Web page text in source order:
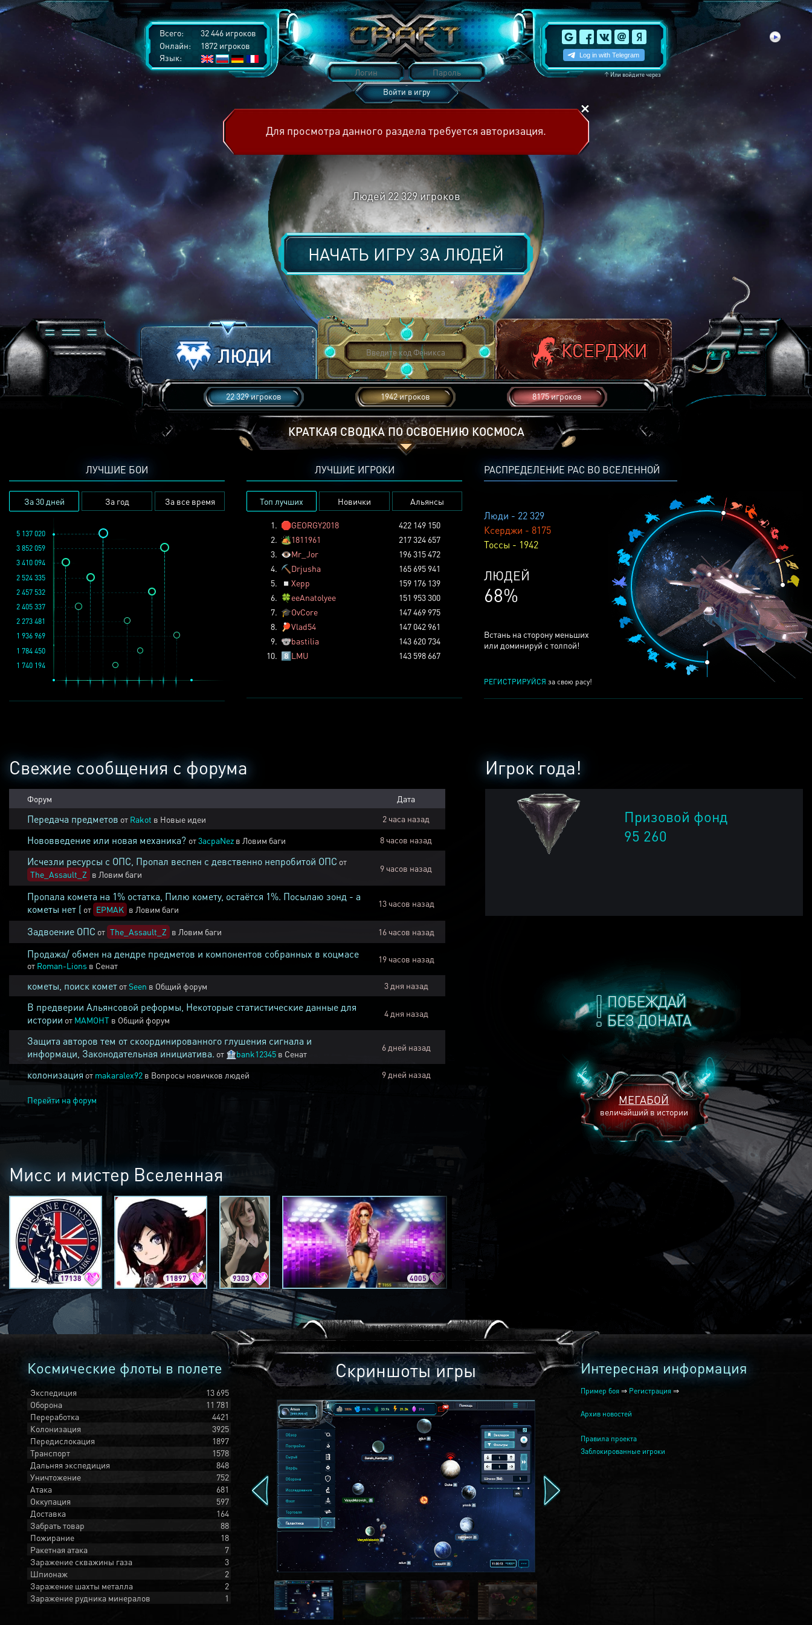
Всего:
32 446 игроков
Онлайн:
1872 игроков
Язык:
↑Или войдите через
Войти в игру
Для просмотра данного раздела требуется авторизация.
Людей 22 329игроков
НАЧАТЬ ИГРУ ЗАЛЮДЕЙ
22 329 игроков 1942 игроков 8175 игроков
КРАТКАЯ СВОДКА ПО ОСВОЕНИЮ КОСМОСА
РАСПРЕДЕЛЕНИЕ РАС ВО ВСЕЛЕННОЙ
Люди - 22 329
Ксерджи - 8175
Тоссы - 1942
КСЕРДЖЕЙ
25%
Встань на сторону меньших
или доминируй с толпой!
РЕГИСТРИРУЙСЯ за свою расу!
ЛУЧШИЕ БОИ
За 30 дней За год За все время
1 936 969
3 852 059
2 457 532
1 784 450
2 273 481
1 740 194
5 137 020
2 524 335
2 405 337
3 410 094
ЛУЧШИЕ ИГРОКИ
Топ лучших Новички Альянсы
1. 🛑GEORGY2018
422 149 150
2. 🏕️1811961
217 324 657
3. 👁️Mr_Jor
196 315 472
4. ⛏️ Drjusha
165 695 941
5.
◽ Xepp
159 176 139
6. 🍀eeAnatolyee
151 953 300
7. 🎓OvCore
147 469 975
8.
🏓Vlad54
147 042 961
9. 🐨bastilia
143 620 734
10. 8️⃣LMU 143 598 667
ПОБЕЖДАЙ
БЕЗ ДОНАТА
МЕГАБОЙ
величайший в истории
Игрок года!
Призовой фонд
95 260
Свежие сообщения с форума
Форум Дата
Передача предметов от Rakot в Новые идеи 2 часа назад
Нововведение или новая механика? от3acpaNez в Ловим баги 8 часов назад
Исчезли ресурсы с ОПС, Пропал веспен с девственно непробитой ОПС от
The_Assault_Z в Ловим баги
9 часов назад
Пропала комета на 1% остатка, Пилю комету, остаётся 1%. Посылаю зонд - а
кометы нет ( от EPMAK в Ловим баги
13 часов назад
Задвоение ОПС от The_Assault_Z в Ловим баги 16 часов назад
Продажа/ обмен на дендре предметов и компонентов собранных в коцмасе
от Roman-Lions в Сенат
19 часов назад
кометы, поиск комет отSeen в Общий форум 3 дня назад
В предверии Альянсовой реформы, Некоторые статистические данные для
истории от MAMOHT в Общий форум
4 дня назад
Защита авторов тем от скоординированного глушения сигнала и
информаци, Законодательная инициатива. от 🏦bank12345 в Сенат
6 дней назад
колонизация от makaralex92 в Вопросы новичков людей 9 дней назад
Перейти на форум
Мисс и мистер Вселенная
17138 11897 9303 4005 2240
Космические флоты в полете
Экспедиция
13 695
Оборона
11 781
Переработка
4421
Колонизация
3925
Передислокация
1897
Транспорт
1578
Дальняя экспедиция
848
Уничтожение
752
Атака
681
Оккупация
597
Доставка
164
Забрать товар
88
Пожирание
18
Ракетная атака
7
Заражение скважины газа
3
Шпионаж
2
Заражение шахты металла
2
Заражение рудника минералов
1
Скриншоты игры Интересная информация
Пример боя ⇒ Регистрация ⇒
Архив новостей
Правила проекта
Заблокированные игроки